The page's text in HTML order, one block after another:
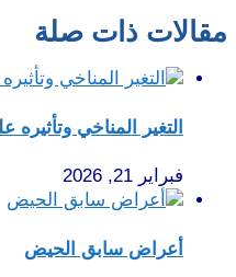
مقالات ذات صلة
التغير المناخي وتأثيره
فبراير 21, 2026
أعراض سابق الحيض